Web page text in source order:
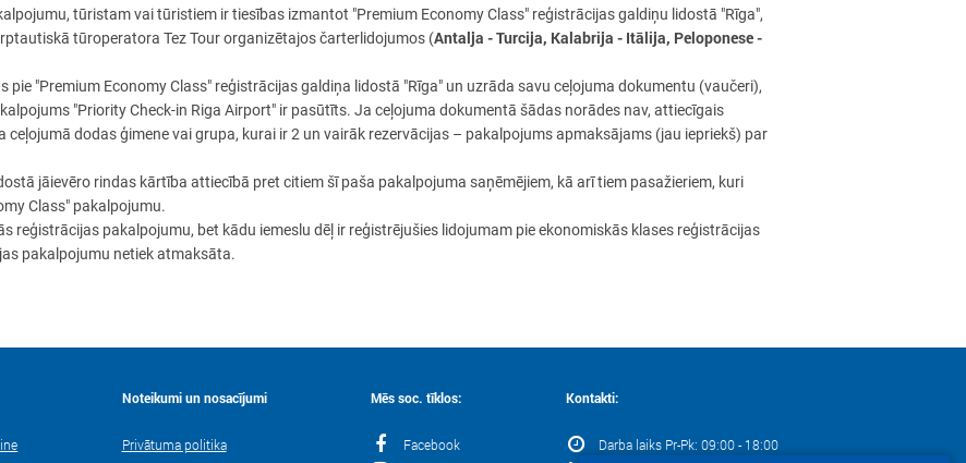
tūristam vai tūristiem ir tiesības izmantot "Premium Economy Class" reģistrācijas galdiņu lidostā "Rīga",
tūroperatora Tez Tour organizētajos čarterlidojumos (Antalja - Turcija, Kalabrija - Itālija, Peloponese -
"Premium Economy Class" reģistrācijas galdiņa lidostā "Rīga" un uzrāda savu ceļojuma dokumentu (vaučeri),
"Priority Check-in Riga Airport" ir pasūtīts. Ja ceļojuma dokumentā šādas norādes nav, attiecīgais
ceļojumā dodas ģimene vai grupa, kurai ir 2 un vairāk rezervācijas – pakalpojums apmaksājams (jau iepriekš) par
jāievēro rindas kārtība attiecībā pret citiem šī paša pakalpojuma saņēmējiem, kā arī tiem pasažieriem, kuri
Class" pakalpojumu.
reģistrācijas pakalpojumu, bet kādu iemeslu dēļ ir reģistrējušies lidojumam pie ekonomiskās klases reģistrācijas
pakalpojumu netiek atmaksāta.
Noteikumi un nosacījumi
Privātuma politika
Mēs soc. tīklos:
Facebook
Kontakti:
Darba laiks Pr-Pk: 09:00 - 18:00